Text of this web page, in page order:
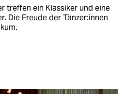
treffen ein Klassiker und eine
Die Freude der Tän­ze­r:in­nen